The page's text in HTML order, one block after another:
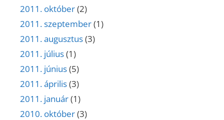
2011. október(2)
2011. szeptember(1)
2011. augusztus(3)
2011. július(1)
2011. június(5)
2011. április(3)
2011. január(1)
2010. október(3)